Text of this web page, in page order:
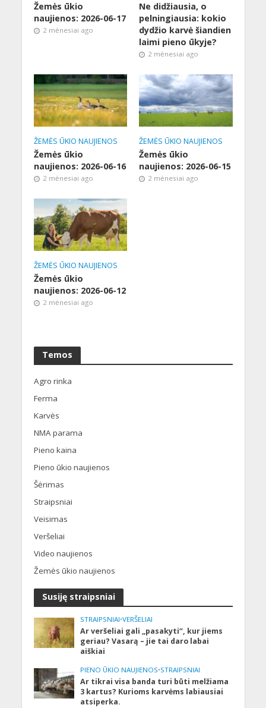
Žemės ūkio
naujienos: 2026-06-17
2 mėnesiai ago
Ne didžiausia, o
pelningiausia: kokio
dydžio karvė šiandien
laimi pieno ūkyje?
2 mėnesiai ago
ŽEMĖS ŪKIO NAUJIENOS
Žemės ūkio
naujienos: 2026-06-16
2 mėnesiai ago
ŽEMĖS ŪKIO NAUJIENOS
Žemės ūkio
naujienos: 2026-06-15
2 mėnesiai ago
ŽEMĖS ŪKIO NAUJIENOS
Žemės ūkio
naujienos: 2026-06-12
2 mėnesiai ago
Temos
Agro rinka
Ferma
Karvės
NMA parama
Pieno kaina
Pieno ūkio naujienos
Šėrimas
Straipsniai
Veisimas
Veršeliai
Video naujienos
Žemės ūkio naujienos
Susiję straipsniai
STRAIPSNIAI•VERŠELIAI
Ar veršeliai gali „pasakyti“, kur jiems
geriau? Vasarą – jie tai daro labai
aiškiai
PIENO ŪKIO NAUJIENOS•STRAIPSNIAI
Ar tikrai visa banda turi būti melžiama
3 kartus? Kurioms karvėms labiausiai
atsiperka.